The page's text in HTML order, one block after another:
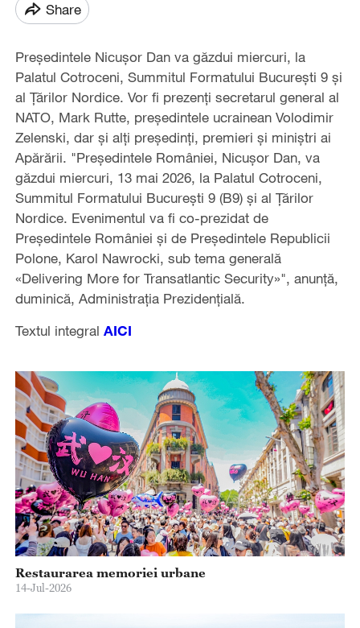
Share
Preşedintele Nicuşor Dan va găzdui miercuri, la
Palatul Cotroceni, Summitul Formatului Bucureşti 9 şi
al Ţărilor Nordice. Vor fi prezenţi secretarul general al
NATO, Mark Rutte, preşedintele ucrainean Volodimir
Zelenski, dar şi alţi preşedinţi, premieri şi miniştri ai
Apărării. "Preşedintele României, Nicuşor Dan, va
găzdui miercuri, 13 mai 2026, la Palatul Cotroceni,
Summitul Formatului Bucureşti 9 (B9) şi al Ţărilor
Nordice. Evenimentul va fi co-prezidat de
Preşedintele României şi de Preşedintele Republicii
Polone, Karol Nawrocki, sub tema generală
«Delivering More for Transatlantic Security»", anunţă,
duminică, Administraţia Prezidenţială.
Textul integral AICI
Restaurarea memoriei urbane
14-Jul-2026